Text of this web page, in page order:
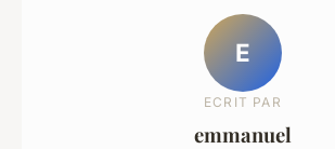
E
ECRIT PAR
emmanuel